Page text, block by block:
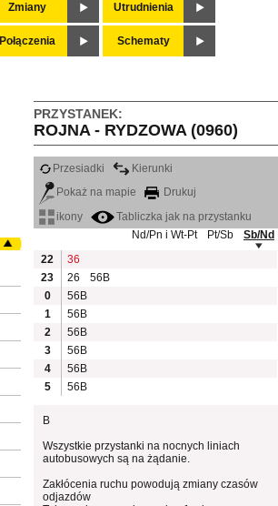
Zmiany Utrudnienia
Połączenia Schematy
PRZYSTANEK:
ROJNA - RYDZOWA (0960)
Przesiadki
Kierunki
Pokaż na mapie
Drukuj
ikony
Tabliczka jak na przystanku
Nd/Pn i Wt-Pt
Pt/Sb
Sb/Nd
22
36
23
26
56B
0
56B
1
56B
2
56B
3
56B
4
56B
5
56B
B
Wszystkie przystanki na nocnych liniach
autobusowych są na żądanie.
Zakłócenia ruchu powodują zmiany czasów
odjazdów